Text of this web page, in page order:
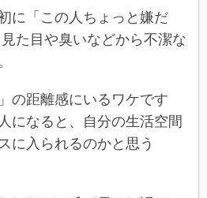
に「この人ちょっと嫌だ
た目や臭いなどから不潔な
の距離感にいるワケです
になると、自分の生活空間
に入られるのかと思う